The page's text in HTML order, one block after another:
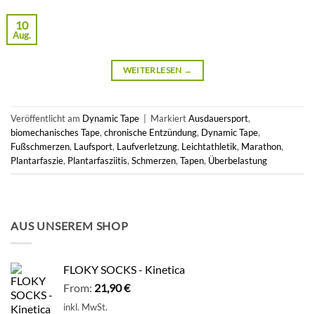
10
Aug.
WEITERLESEN →
Veröffentlicht am Dynamic Tape MarkiertAusdauersport,
biomechanisches Tape,chronische Entzündung, Dynamic Tape,
Fußschmerzen, Laufsport, Laufverletzung, Leichtathletik, Marathon,
Plantarfaszie, Plantarfasziitis,Schmerzen,Tapen, Überbelastung
AUS UNSEREM SHOP
FLOKY SOCKS - Kinetica
From: 21,90€
inkl. MwSt.